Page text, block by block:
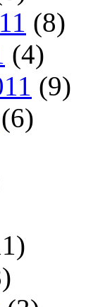
(8)
(4)
(9)
(6)